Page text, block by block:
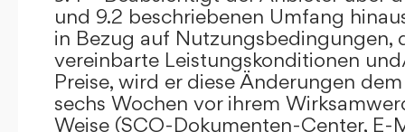
und 9.2 beschriebenen Umfang
in Bezug auf Nutzungsbedingungen,
vereinbarte Leistungskonditionen
Preise, wird er diese Änderungen
sechs Wochen vor ihrem
Weise (SCO-Dokumenten-Center, E-